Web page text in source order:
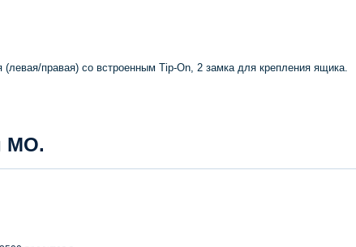
правая) со встроенным Tip-On, 2 замка для крепления ящика.
МО.